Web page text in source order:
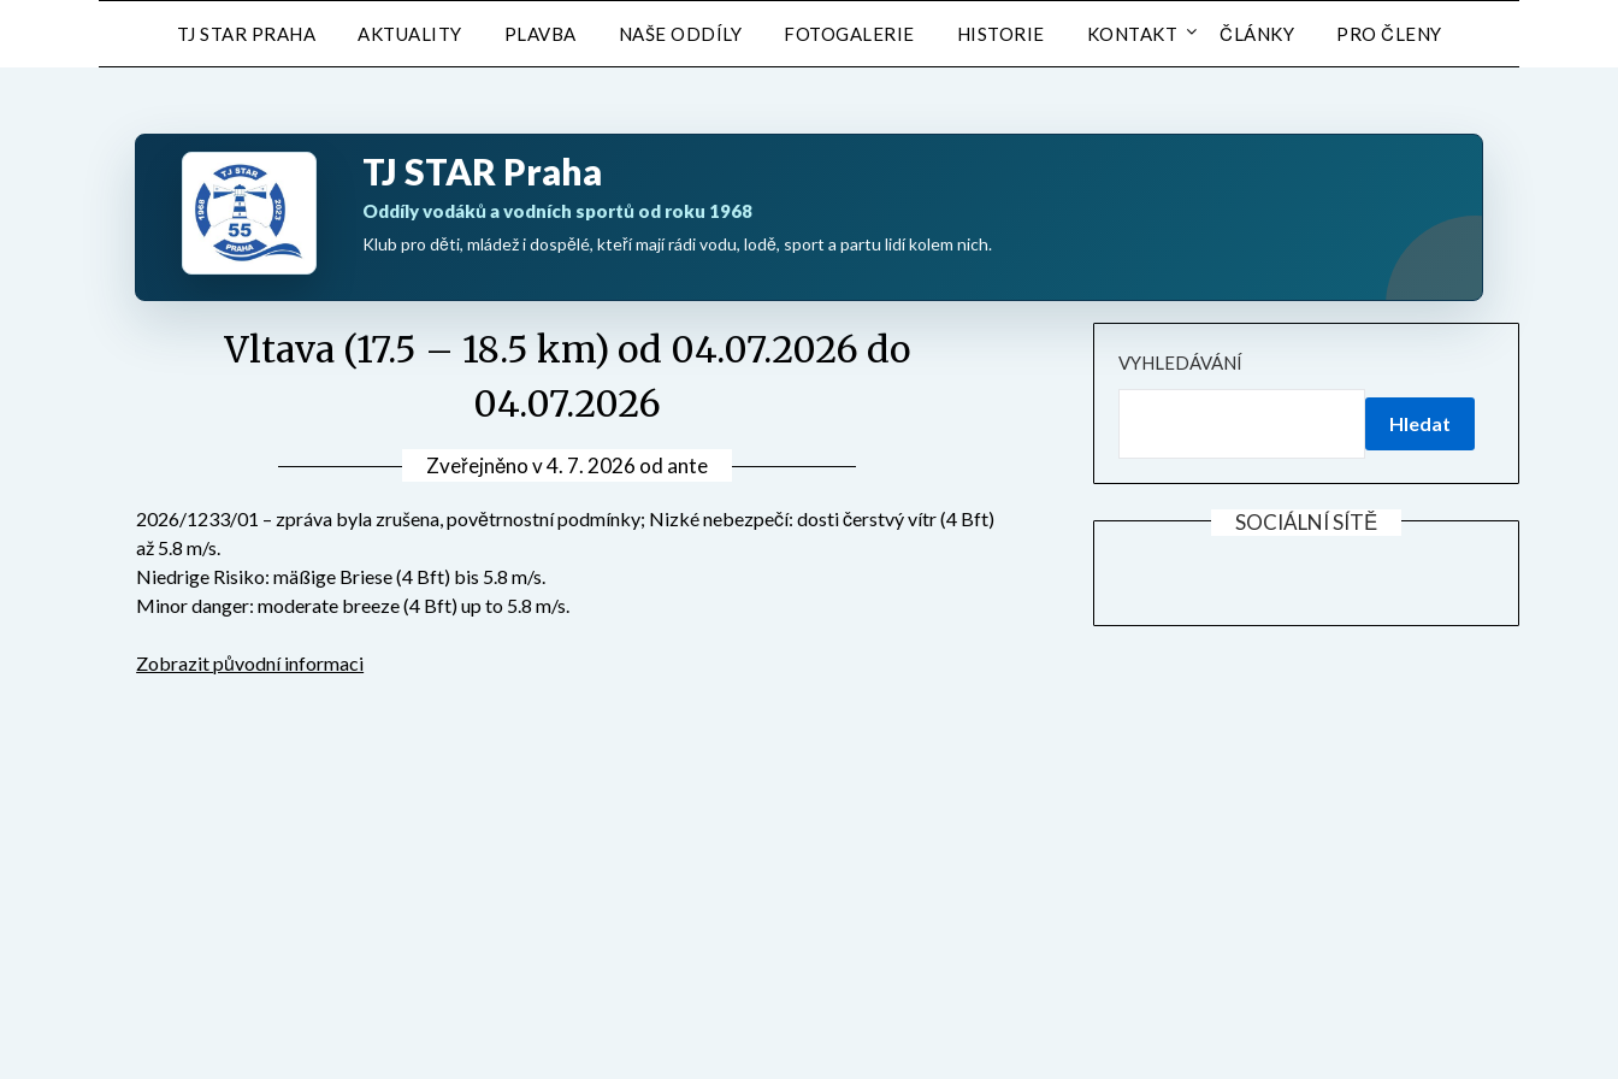
TJ STAR PRAHA AKTUALITY PLAVBA NAŠE ODDÍLY FOTOGALERIE HISTORIE KONTAKT ČLÁNKY PRO ČLENY
TJ STAR Praha
Oddíly vodáků a vodních sportů od roku 1968
Klub pro děti, mládež i dospělé, kteří mají rádi vodu, lodě, sport a partu lidí kolem nich.
Vltava (17.5 – 18.5 km) od 04.07.2026 do
04.07.2026
Zveřejněno v4. 7. 2026 od ante
2026/1233/01 – zpráva byla zrušena, povětrnostní podmínky; Nizké nebezpečí: dosti čerstvý vítr (4 Bft)
až 5.8 m/s.
Niedrige Risiko: mäßige Briese (4 Bft) bis 5.8 m/s.
Minor danger: moderate breeze (4 Bft) up to 5.8 m/s.
Zobrazit původní informaci
VYHLEDÁVÁNÍ
Hledat
SOCIÁLNÍ SÍTĚ